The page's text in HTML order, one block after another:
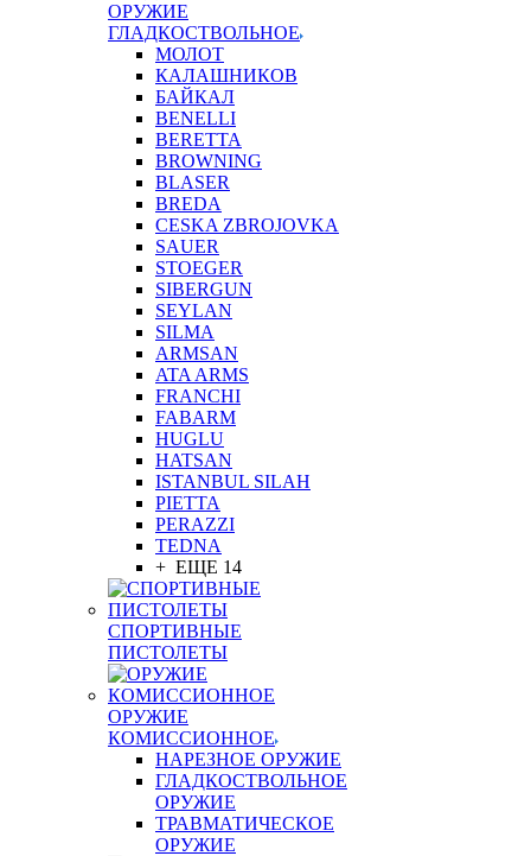
ОРУЖИЕ
ГЛАДКОСТВОЛЬНОЕ
МОЛОТ
КАЛАШНИКОВ
БАЙКАЛ
BENELLI
BERETTA
BROWNING
BLASER
BREDA
CESKA ZBROJOVKA
SAUER
STOEGER
SIBERGUN
SEYLAN
SILMA
ARMSAN
ATA ARMS
FRANCHI
FABARM
HUGLU
HATSAN
ISTANBUL SILAH
PIETTA
PERAZZI
TEDNA
+ ЕЩЕ 14
СПОРТИВНЫЕ
ПИСТОЛЕТЫ
ОРУЖИЕ
КОМИССИОННОЕ
НАРЕЗНОЕ ОРУЖИЕ
ГЛАДКОСТВОЛЬНОЕ
ОРУЖИЕ
ТРАВМАТИЧЕСКОЕ
ОРУЖИЕ